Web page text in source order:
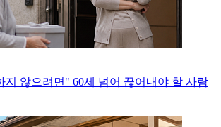
지 않으려면" 60세 넘어 끊어내야 할 사람